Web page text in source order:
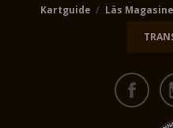
Kartguide
Läs